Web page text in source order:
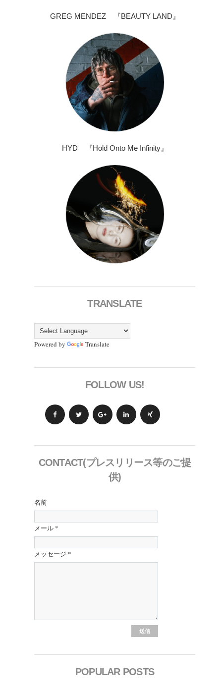
GREG MENDEZ 『BEAUTY LAND』
HYD 『Hold Onto Me Infinity』
TRANSLATE
Powered by Translate
FOLLOW US!
CONTACT(プレスリリース等のご提
供)
名前
メール *
メッセージ *
POPULAR POSTS